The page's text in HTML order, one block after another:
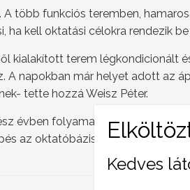
A több funkciós teremben,
ha kell oktatási célokra rendezik
kialakított terem légkondicionált
A napokban már helyet adott az
tette hozzá Weisz Péter.
évben folyamatosan zajlanak, de
az oktatóbázis létrehozásában.
Kedves